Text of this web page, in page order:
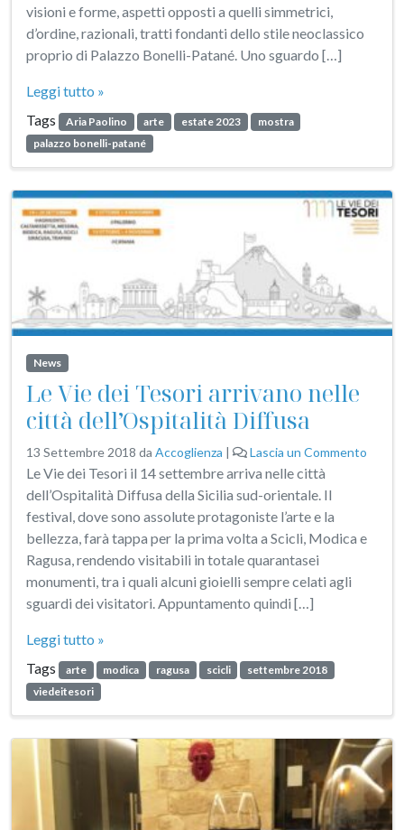
visioni e forme, aspetti opposti a quelli simmetrici,
d’ordine, razionali, tratti fondanti dello stile neoclassico
proprio di Palazzo Bonelli-Patané. Uno sguardo […]
Leggi tutto »
Tags
Aria Paolino arte estate 2023
mostra
palazzo bonelli-patané
News
Le Vie dei Tesori arrivano nelle
città dell’Ospitalità Diffusa
13 Settembre 2018 da Accoglienza | Lascia un Commento
Le Vie dei Tesori il 14 settembre arriva nelle città
dell’Ospitalità Diffusa della Sicilia sud-orientale. Il
festival, dove sono assolute protagoniste l’arte e la
bellezza, farà tappa per la prima volta a Scicli, Modica e
Ragusa, rendendo visitabili in totale quarantasei
monumenti, tra i quali alcuni gioielli sempre celati agli
sguardi dei visitatori. Appuntamento quindi […]
Leggi tutto »
Tags
arte modica ragusa scicli
settembre 2018
viedeitesori